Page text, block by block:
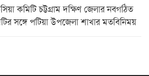
কমিটি চট্টগ্রাম দক্ষিণ জেলার নবগঠিত
সঙ্গে পটিয়া উপজেলা শাখার মতবিনিময়